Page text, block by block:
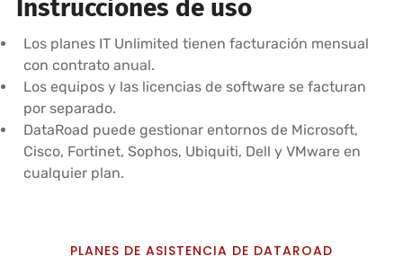
Instrucciones de uso
Los planes IT Unlimited tienen facturación mensual
con contrato anual.
Los equipos y las licencias de software se facturan
por separado.
DataRoad puede gestionar entornos de Microsoft,
Cisco, Fortinet, Sophos, Ubiquiti, Dell y VMware en
cualquier plan.
PLANES DE ASISTENCIA DE DATAROAD